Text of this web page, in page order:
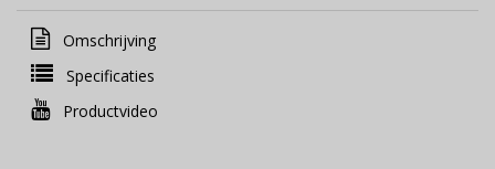
Omschrijving
Specificaties
Productvideo